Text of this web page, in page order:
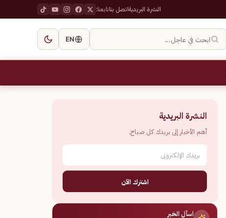
النشرة البريديةاتصل بناتابعنا:
ابحث في عاجل… EN
النشرة البريدية
أهم الأخبار إلى بريدك كل صباح.
اشترك الآن
اسأل الخبر